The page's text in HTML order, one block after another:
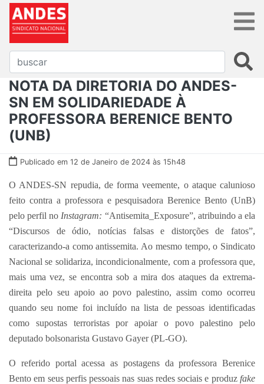
NOTA DA DIRETORIA DO ANDES-
SN EM SOLIDARIEDADE À
PROFESSORA BERENICE BENTO
(UNB)
Publicado em 12 de Janeiro de 2024 às 15h48
O ANDES-SN repudia, de forma veemente, o ataque calunioso
feito contra a professora e pesquisadora Berenice Bento (UnB)
pelo perfil no Instagram: “Antisemita_Exposure”, atribuindo a ela
“Discursos de ódio, notícias falsas e distorções de fatos”,
caracterizando-a como antissemita. Ao mesmo tempo, o Sindicato
Nacional se solidariza, incondicionalmente, com a professora que,
mais uma vez, se encontra sob a mira dos ataques da extrema-
direita pelo seu apoio ao povo palestino, assim como ocorreu
quando seu nome foi incluído na lista de pessoas identificadas
como supostas terroristas por apoiar o povo palestino pelo
deputado bolsonarista Gustavo Gayer (PL-GO).
O referido portal acessa as postagens da professora Berenice
Bento em seus perfis pessoais nas suas redes sociais e produz fake